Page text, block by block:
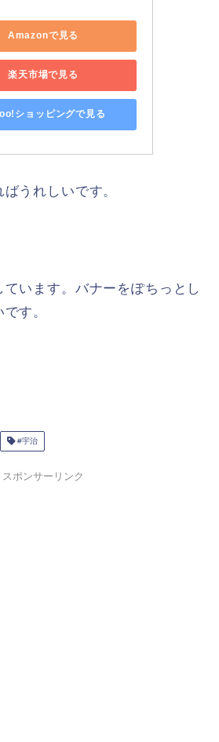
Amazonで見る
楽天市場で見る
ショッピングで見る
うれしいです。
います。バナーをぽちっとし
す。
#宇治
スポンサーリンク